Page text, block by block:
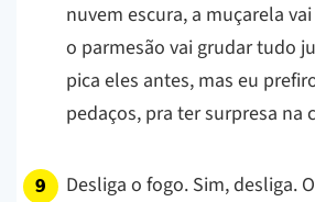
nuvem escura, a muçarela
o parmesão vai grudar tudo
pica eles antes, mas eu
pedaços, pra ter surpresa na
Desliga o fogo. Sim, desliga.